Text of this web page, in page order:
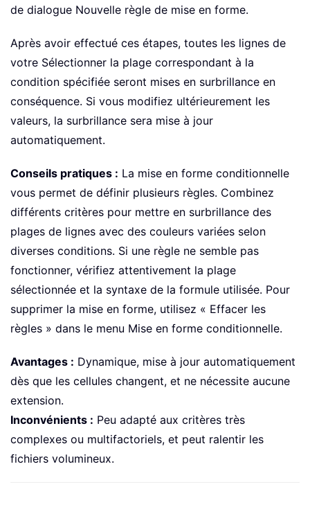
de dialogue Nouvelle règle de mise en forme.
Après avoir effectué ces étapes, toutes les lignes de
votre Sélectionner la plage correspondant à la
condition spécifiée seront mises en surbrillance en
conséquence. Si vous modifiez ultérieurement les
valeurs, la surbrillance sera mise à jour
automatiquement.
Conseils pratiques : La mise en forme conditionnelle
vous permet de définir plusieurs règles. Combinez
différents critères pour mettre en surbrillance des
plages de lignes avec des couleurs variées selon
diverses conditions. Si une règle ne semble pas
fonctionner, vérifiez attentivement la plage
sélectionnée et la syntaxe de la formule utilisée. Pour
supprimer la mise en forme, utilisez « Effacer les
règles » dans le menu Mise en forme conditionnelle.
Avantages : Dynamique, mise à jour automatiquement
dès que les cellules changent, et ne nécessite aucune
extension.
Inconvénients : Peu adapté aux critères très
complexes ou multifactoriels, et peut ralentir les
fichiers volumineux.